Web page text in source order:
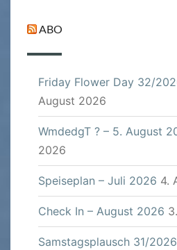
ABO
Friday Flower Day 32/
August 2026
WmdedgT ? – 5. August
2026
Speiseplan – Juli 2026 4.
Check In – August 2026
Samstagsplausch 31/